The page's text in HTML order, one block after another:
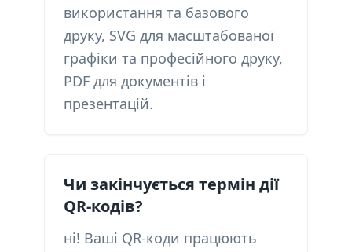
використання та базового
друку, SVG для масштабованої
графіки та професійного друку,
PDF для документів і
презентацій.
Чи закінчується термін дії
QR-кодів?
ні! Ваші QR-коди працюють